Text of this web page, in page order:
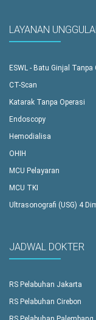
LAYANAN
ESWL - Batu Ginjal Tanpa
CT-Scan
Katarak Tanpa Operasi
Endoscopy
Hemodialisa
OHIH
MCU Pelayaran
MCU TKI
Ultrasonografi (USG) 4
JADWAL DOKTER
RS Pelabuhan Jakarta
RS Pelabuhan Cirebon